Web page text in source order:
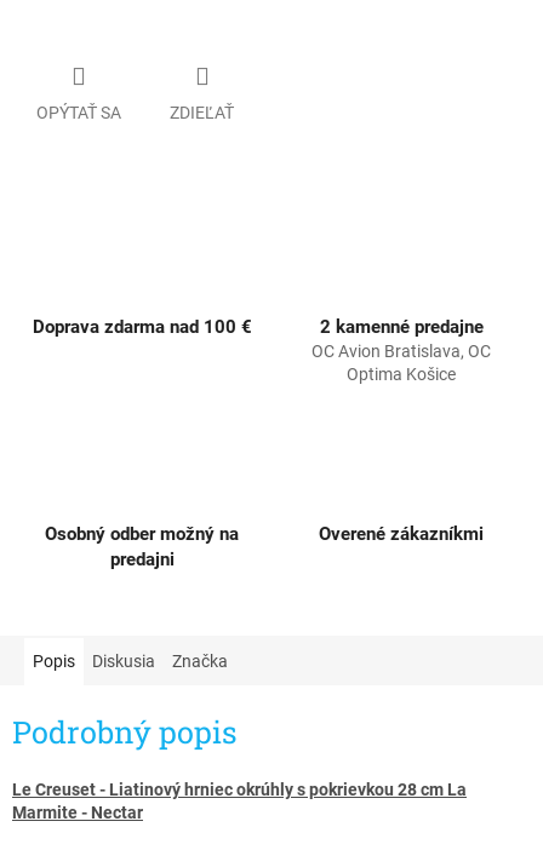
OPÝTAŤ SA ZDIEĽAŤ
Doprava zdarma nad 100 € 2 kamenné predajne
OC Avion Bratislava, OC
Optima Košice
Osobný odber možný na
predajni
Overené zákazníkmi
Popis Diskusia Značka
Podrobný popis
Le Creuset - Liatinový hrniec okrúhly s pokrievkou 28 cm La
Marmite - Nectar